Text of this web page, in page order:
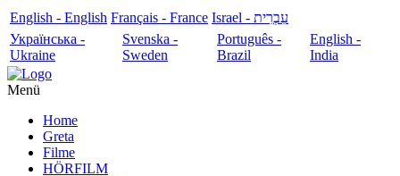
English - English Français - France
עִבְרִית - Israel
Українська -
Ukraine
Svenska -
Sweden
Português -
Brazil
English -
India
Menü
Home
Greta
Filme
HÖRFILM